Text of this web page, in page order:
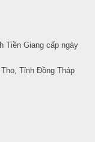
Tiền Giang cấp ngày
Tỉnh Đồng Tháp